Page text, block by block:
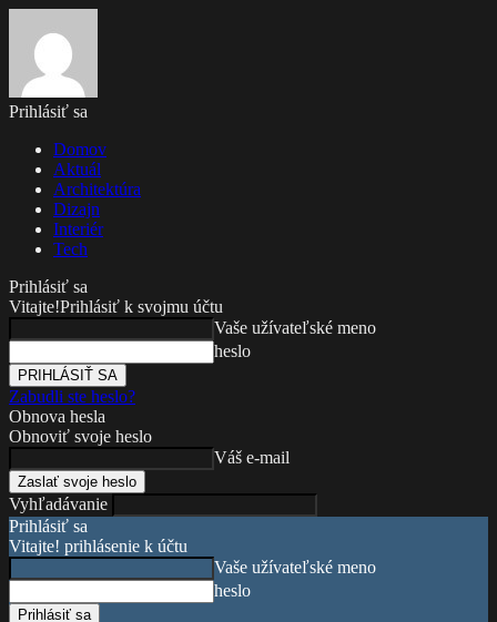
Prihlásiť sa
Domov
Aktuál
Architektúra
Dizajn
Interiér
Tech
Prihlásiť sa
Vitajte!Prihlásiť k svojmu účtu
Vaše užívateľské meno
heslo
Zabudli ste heslo?
Obnova hesla
Obnoviť svoje heslo
Váš e-mail
Vyhľadávanie
Prihlásiť sa
Vitajte! prihlásenie k účtu
Vaše užívateľské meno
heslo